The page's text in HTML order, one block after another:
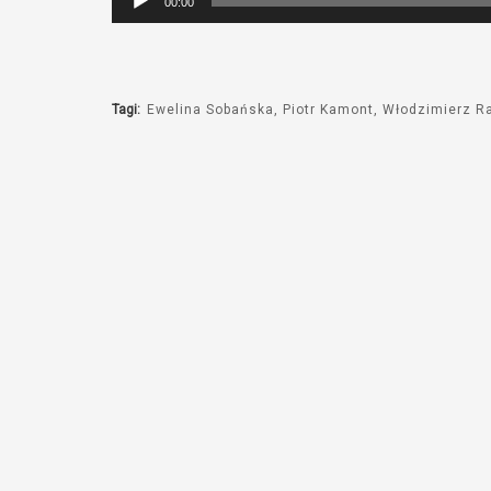
plików
Tagi: Ewelina Sobańska Piotr Kamont Włodzimierz